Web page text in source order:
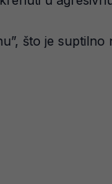
što je